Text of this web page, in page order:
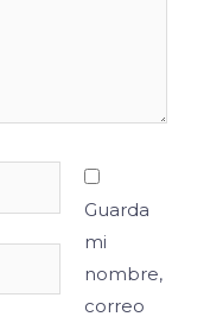
Guarda
mi
nombre,
correo